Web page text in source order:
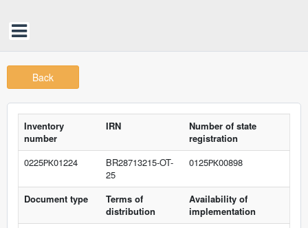
Back
Inventory
number
IRN
Number of state
registration
0225РК01224
BR28713215-OT-
25
0125РК00898
Document type
Terms of
distribution
Availability of
implementation